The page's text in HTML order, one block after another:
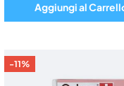
Aggiungi al
-11%